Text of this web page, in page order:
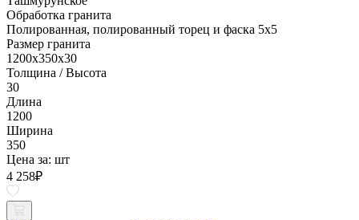
Обработка гранита
Полированная, полированный торец и фаска 5x5
Размер гранита
1200x350x30
Толщина / Высота
30
Длина
1200
Ширина
350
Цена за: шт
4 258₽